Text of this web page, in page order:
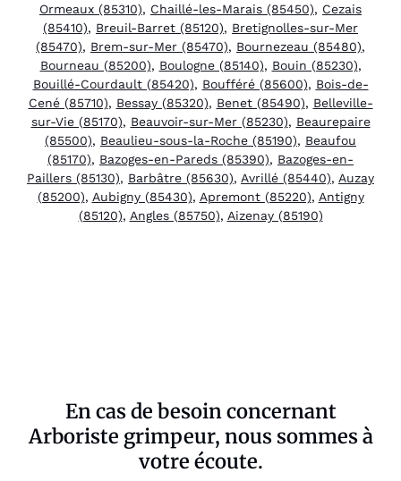
Ormeaux (85310), Chaillé-les-Marais (85450), Cezais
(85410), Breuil-Barret (85120), Bretignolles-sur-Mer
(85470), Brem-sur-Mer (85470), Bournezeau (85480),
Bourneau (85200), Boulogne (85140), Bouin (85230),
Bouillé-Courdault (85420), Boufféré (85600), Bois-de-
Cené (85710), Bessay (85320), Benet (85490), Belleville-
sur-Vie (85170), Beauvoir-sur-Mer (85230), Beaurepaire
(85500), Beaulieu-sous-la-Roche (85190), Beaufou
(85170), Bazoges-en-Pareds (85390), Bazoges-en-
Paillers (85130), Barbâtre (85630), Avrillé (85440), Auzay
(85200), Aubigny (85430), Apremont (85220), Antigny
(85120), Angles (85750), Aizenay (85190)
En cas de besoin concernant
Arboriste grimpeur, nous sommes à
votre écoute.